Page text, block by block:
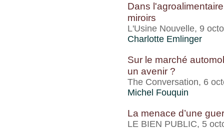
Dans
miroirs
L'Usine Nouvelle, 9
Charlotte Emlinger
Sur le marché
un avenir ?
The Conversation, 6
Michel Fouquin
La menace d’une
LE BIEN PUBLIC, 5